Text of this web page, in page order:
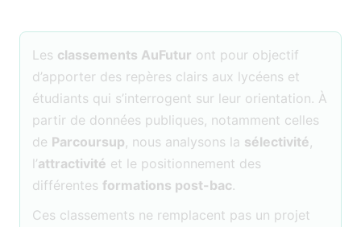
Les classements AuFutur ont pour objectif
d’apporter des repères clairs aux lycéens et
étudiants qui s’interrogent sur leur orientation. À
partir de données publiques, notamment celles
de Parcoursup, nous analysons la sélectivité,
l’attractivité et le positionnement des
différentes formations post-bac.
Ces classements ne remplacent pas un projet